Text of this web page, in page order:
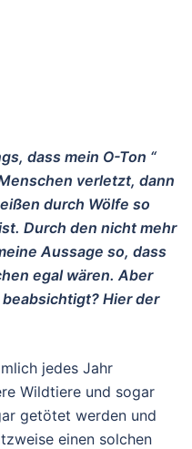
dass mein O-Ton “
verletzt, dann
durch Wölfe so
Durch den nicht mehr
Aussage so, dass
egal wären. Aber
Hier der
jedes Jahr
Wildtiere und sogar
getötet werden und
einen solchen